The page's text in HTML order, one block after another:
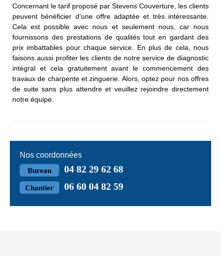
Concernant le tarif proposé par Stevens Couverture, les clients
peuvent bénéficier d’une offre adaptée et très intéressante.
Cela est possible avec nous et seulement nous, car nous
fournissons des prestations de qualités tout en gardant des
prix imbattables pour chaque service. En plus de cela, nous
faisons aussi profiter les clients de notre service de diagnostic
intégral et cela gratuitement avant le commencement des
travaux de charpente et zinguerie. Alors, optez pour nos offres
de suite sans plus attendre et veuillez rejoindre directement
notre équipe.
Nos coordonnées
Bureau 04 82 29 62 68
Chantier 06 60 04 82 59